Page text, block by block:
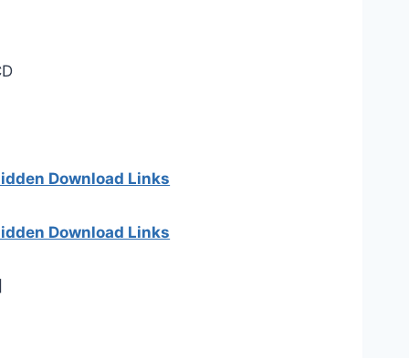
Download Links
Download Links